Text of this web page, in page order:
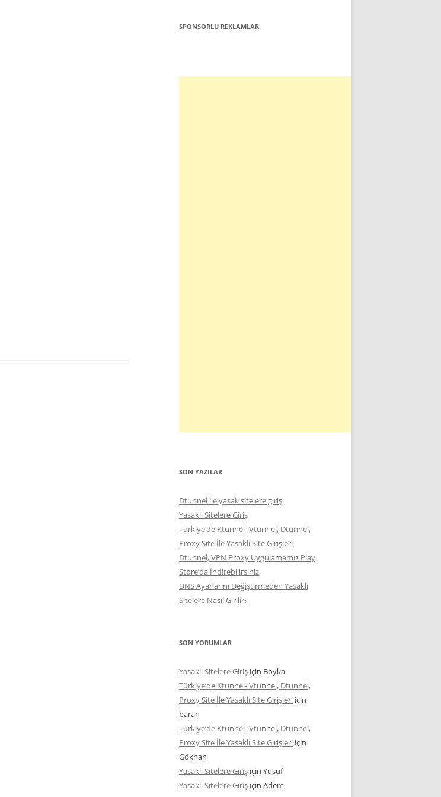
SPONSORLU REKLAMLAR
SON YAZILAR
Dtunnel ile yasak sitelere giriş
Yasaklı Sitelere Giriş
Türkiye’de Ktunnel- Vtunnel, Dtunnel,
Proxy Site İle Yasaklı Site Girişleri
Dtunnel, VPN Proxy Uygulamamız Play
Store’da İndirebilirsiniz
DNS Ayarlarını Değiştirmeden Yasaklı
Sitelere Nasıl Girilir?
SON YORUMLAR
Yasaklı Sitelere Giriş için Boyka
Türkiye’de Ktunnel- Vtunnel, Dtunnel,
Proxy Site İle Yasaklı Site Girişleri için
baran
Türkiye’de Ktunnel- Vtunnel, Dtunnel,
Proxy Site İle Yasaklı Site Girişleri için
Gökhan
Yasaklı Sitelere Giriş için Yusuf
Yasaklı Sitelere Giriş için Adem